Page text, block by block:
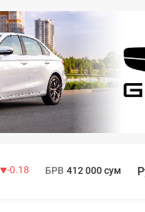
-0.18
БРВ 412 000 сум